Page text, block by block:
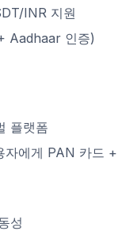
INR 지원
Aadhaar 인증)
플랫폼
자에게 PAN 카드 +
성